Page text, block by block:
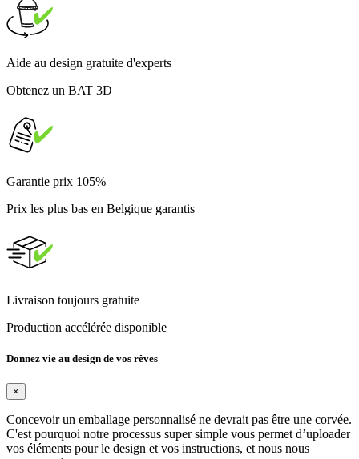
Aide au design gratuite d'experts
Obtenez un BAT 3D
Garantie prix 105%
Prix les plus bas en Belgique garantis
Livraison toujours gratuite
Production accélérée disponible
Donnez vie au design de vos rêves
×
Concevoir un emballage personnalisé ne devrait pas être une corvée.
C'est pourquoi notre processus super simple vous permet d’uploader
vos éléments pour le design et vos instructions, et nous nous